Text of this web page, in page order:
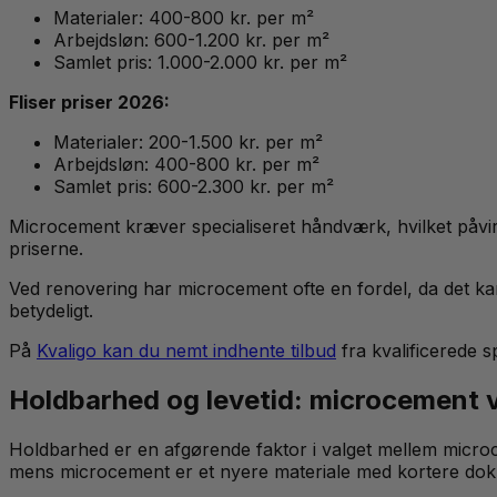
Materialer: 400-800 kr. per m²
Arbejdsløn: 600-1.200 kr. per m²
Samlet pris: 1.000-2.000 kr. per m²
Fliser priser 2026:
Materialer: 200-1.500 kr. per m²
Arbejdsløn: 400-800 kr. per m²
Samlet pris: 600-2.300 kr. per m²
Microcement kræver specialiseret håndværk, hvilket
priserne.
Ved renovering har microcement ofte en fordel, da det
betydeligt.
På Kvaligo kan du nemt indhente tilbud fra kvalificerede
Holdbarhed og levetid: microcement
Holdbarhed er en afgørende faktor i valget mellem
mens microcement er et nyere materiale med kortere